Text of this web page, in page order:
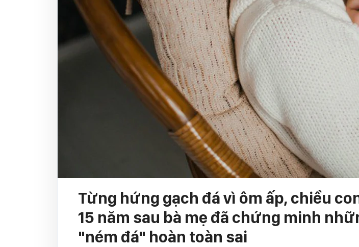
Từng hứng gạch đá vì ôm ấp, chiều
15 năm sau bà mẹ đã chứng minh
"ném đá" hoàn toàn sai